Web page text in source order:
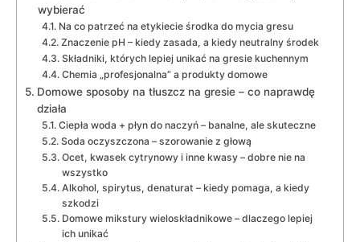
wybierać
Na co patrzeć na etykiecie środka do mycia gresu
Znaczenie pH – kiedy zasada, a kiedy neutralny środek
Składniki, których lepiej unikać na gresie kuchennym
Chemia „profesjonalna” a produkty domowe
Domowe sposoby na tłuszcz na gresie – co naprawdę
działa
Ciepła woda + płyn do naczyń – banalne, ale skuteczne
Soda oczyszczona – szorowanie z głową
Ocet, kwasek cytrynowy i inne kwasy – dobre nie na
wszystko
Alkohol, spirytus, denaturat – kiedy pomaga, a kiedy
szkodzi
Domowe mikstury wieloskładnikowe – dlaczego lepiej
ich unikać